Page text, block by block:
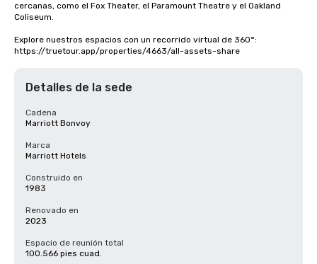
cercanas, como el Fox Theater, el Paramount Theatre y el Oakland
Coliseum.
Explore nuestros espacios con un recorrido virtual de 360°:
https://truetour.app/properties/4663/all-assets-share
Detalles de la sede
Cadena
Marriott Bonvoy
Marca
Marriott Hotels
Construido en
1983
Renovado en
2023
Espacio de reunión total
100.566 pies cuad.